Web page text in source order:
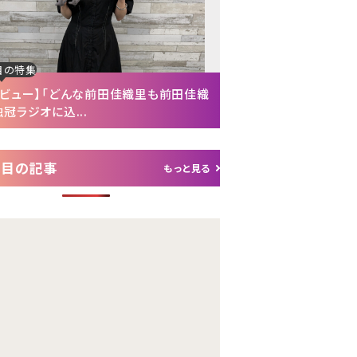
「どんな前田佳織里も前田佳織
に込...
注目の特集
【インタビュー後編】「生霊が憑
の記事 もっと見る